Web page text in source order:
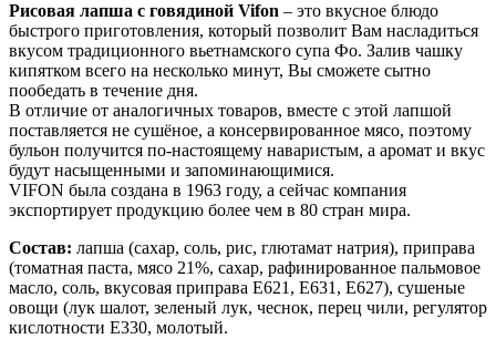
Рисовая лапша с говядиной Vifon – это вкусное блюдо
быстрого приготовления, который позволит Вам насладиться
вкусом традиционного вьетнамского супа Фо. Залив чашку
кипятком всего на несколько минут, Вы сможете сытно
пообедать в течение дня.
В отличие от аналогичных товаров, вместе с этой лапшой
поставляется не сушёное, а консервированное мясо, поэтому
бульон получится по-настоящему наваристым, а аромат и вкус
будут насыщенными и запоминающимися.
VIFON была создана в 1963 году, а сейчас компания
экспортирует продукцию более чем в 80 стран мира.
Состав: лапша (сахар, соль, рис, глютамат натрия), приправа
(томатная паста, мясо 21%, сахар, рафинированное пальмовое
масло, соль, вкусовая приправа Е621, Е631, Е627), сушеные
овощи (лук шалот, зеленый лук, чеснок, перец чили, регулятор
кислотности Е330, молотый.